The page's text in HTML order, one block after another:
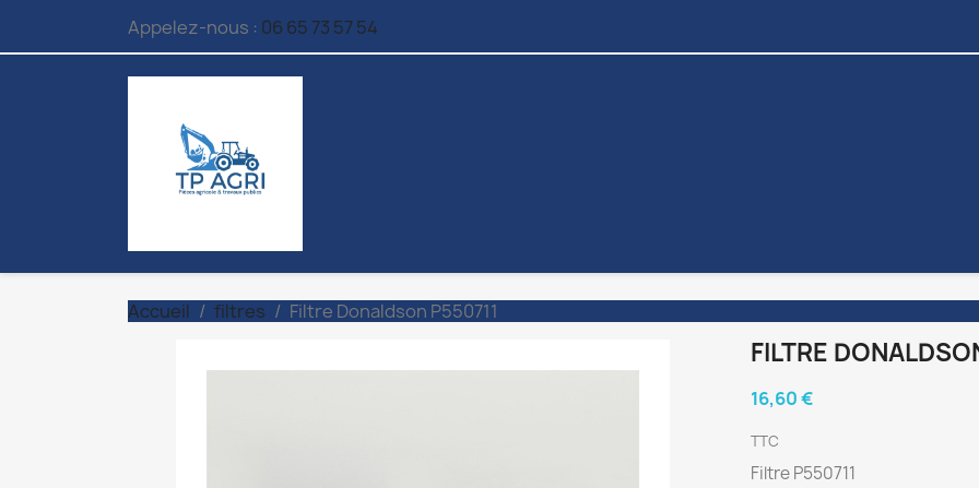
Appelez-nous : 06 65 73 57 54
Accueil filtres Filtre Donaldson P550711
FILTRE
16,60 €
TTC
Filtre P550711